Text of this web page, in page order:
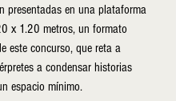
presentadas en una plataforma
x 1.20 metros, un formato
este concurso, que reta a
a condensar historias
espacio mínimo.